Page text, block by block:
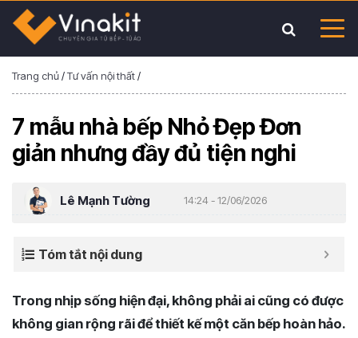
Trang chủ/Tư vấn nội thất/
7 mẫu nhà bếp Nhỏ Đẹp Đơn
giản nhưng đầy đủ tiện nghi
Lê Mạnh Tường 14:24 - 12/06/2026
Tóm tắt nội dung
Trong nhịp sống hiện đại, không phải ai cũng có được
không gian rộng rãi để thiết kế một căn bếp hoàn hảo.